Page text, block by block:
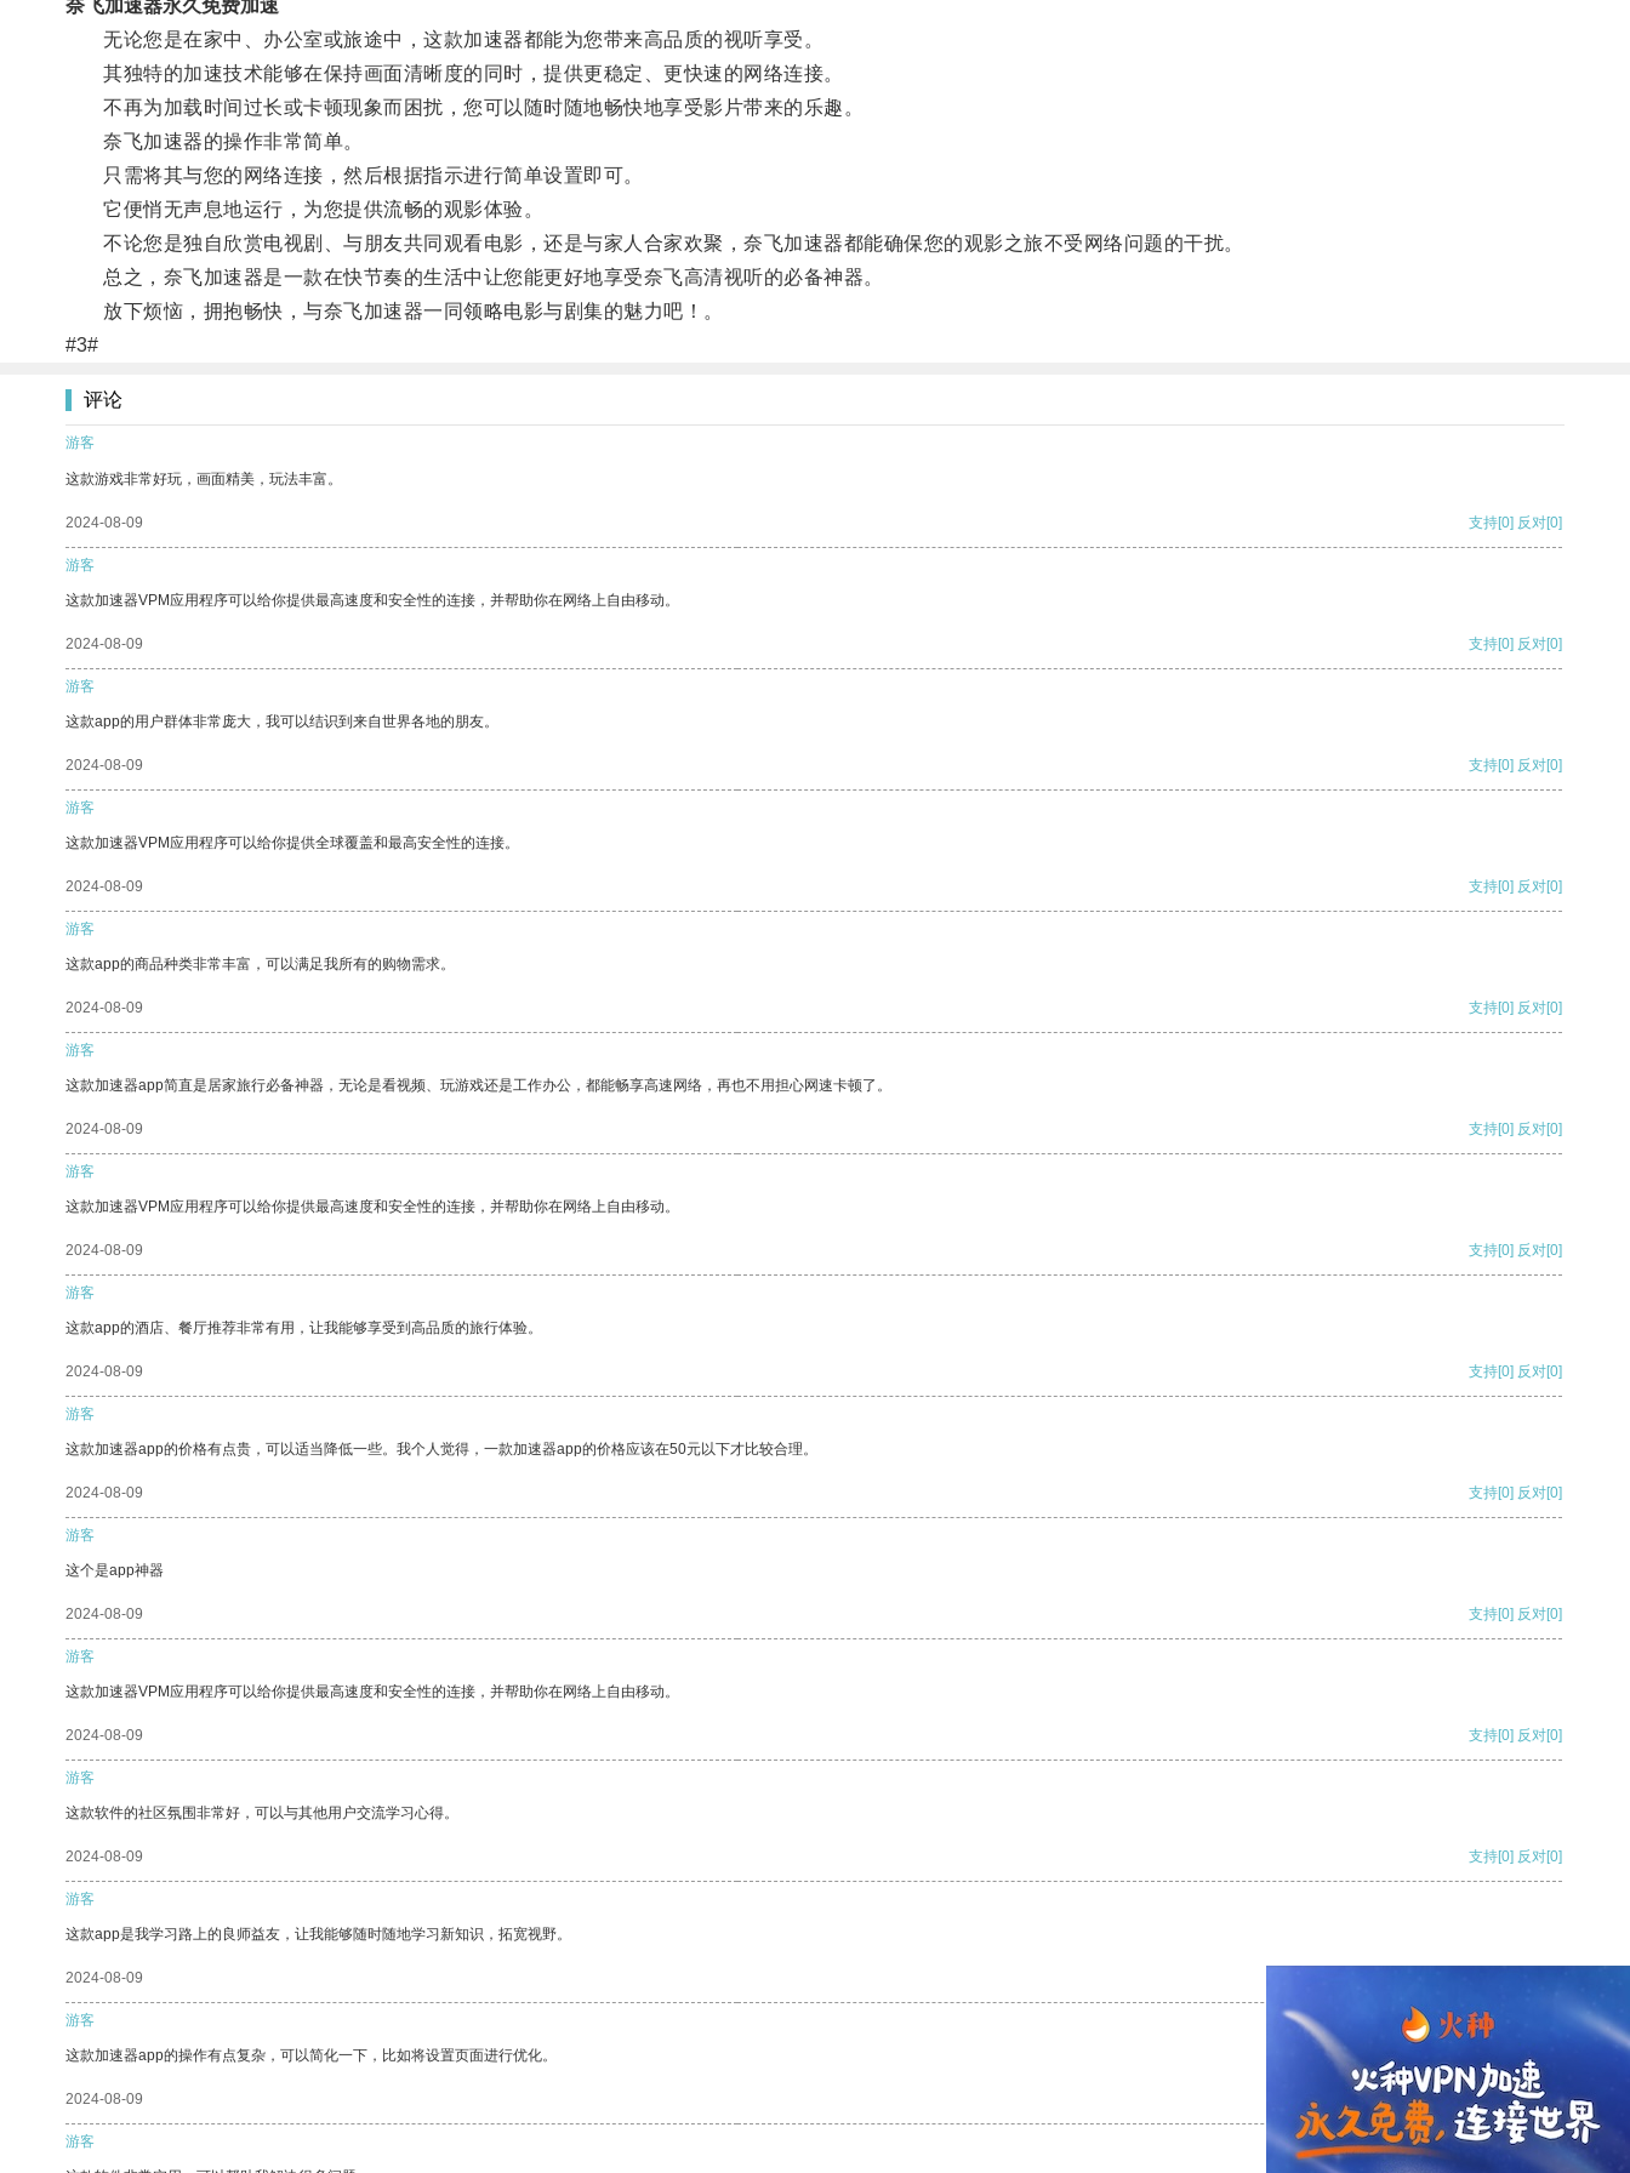
奈飞加速器永久免费加速
无论您是在家中、办公室或旅途中，这款加速器都能为您带来高品质的视听享受。
其独特的加速技术能够在保持画面清晰度的同时，提供更稳定、更快速的网络连接。
不再为加载时间过长或卡顿现象而困扰，您可以随时随地畅快地享受影片带来的乐趣。
奈飞加速器的操作非常简单。
只需将其与您的网络连接，然后根据指示进行简单设置即可。
它便悄无声息地运行，为您提供流畅的观影体验。
不论您是独自欣赏电视剧、与朋友共同观看电影，还是与家人合家欢聚，奈飞加速器都能确保您的观影之旅不受网络问题的干扰。
总之，奈飞加速器是一款在快节奏的生活中让您能更好地享受奈飞高清视听的必备神器。
放下烦恼，拥抱畅快，与奈飞加速器一同领略电影与剧集的魅力吧！。
#3#
评论
游客
这款游戏非常好玩，画面精美，玩法丰富。
2024-08-09 支持[0] 反对[0]
游客
这款加速器VPM应用程序可以给你提供最高速度和安全性的连接，并帮助你在网络上自由移动。
2024-08-09 支持[0] 反对[0]
游客
这款app的用户群体非常庞大，我可以结识到来自世界各地的朋友。
2024-08-09 支持[0] 反对[0]
游客
这款加速器VPM应用程序可以给你提供全球覆盖和最高安全性的连接。
2024-08-09 支持[0] 反对[0]
游客
这款app的商品种类非常丰富，可以满足我所有的购物需求。
2024-08-09 支持[0] 反对[0]
游客
这款加速器app简直是居家旅行必备神器，无论是看视频、玩游戏还是工作办公，都能畅享高速网络，再也不用担心网速卡顿了。
2024-08-09 支持[0] 反对[0]
游客
这款加速器VPM应用程序可以给你提供最高速度和安全性的连接，并帮助你在网络上自由移动。
2024-08-09 支持[0] 反对[0]
游客
这款app的酒店、餐厅推荐非常有用，让我能够享受到高品质的旅行体验。
2024-08-09 支持[0] 反对[0]
游客
这款加速器app的价格有点贵，可以适当降低一些。我个人觉得，一款加速器app的价格应该在50元以下才比较合理。
2024-08-09 支持[0] 反对[0]
游客
这个是app神器
2024-08-09 支持[0] 反对[0]
游客
这款加速器VPM应用程序可以给你提供最高速度和安全性的连接，并帮助你在网络上自由移动。
2024-08-09 支持[0] 反对[0]
游客
这款软件的社区氛围非常好，可以与其他用户交流学习心得。
2024-08-09 支持[0] 反对[0]
游客
这款app是我学习路上的良师益友，让我能够随时随地学习新知识，拓宽视野。
2024-08-09
游客
这款加速器app的操作有点复杂，可以简化一下，比如将设置页面进行优化。
2024-08-09 支持 [0] 反对 [0]
游客